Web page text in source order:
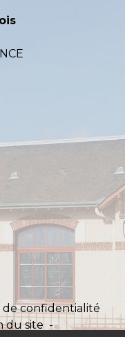
confidentialité
du site -